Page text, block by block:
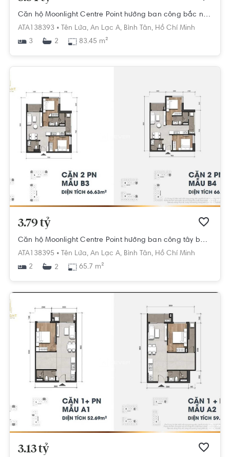
Căn hộ Moonlight Centre Point hướng ban công bắc nội thất cơ bản diện tích 83.45m²
ATA138393 • Tên Lửa, An Lạc A, Bình Tân, Hồ Chí Minh
3
2 83.45 m²
3.79 tỷ
Căn hộ Moonlight Centre Point hướng ban công tây bắc nội thất cơ bản diện tích 65.7m²
ATA138395 • Tên Lửa, An Lạc A, Bình Tân, Hồ Chí Minh
2
2 65.7 m²
3.13 tỷ